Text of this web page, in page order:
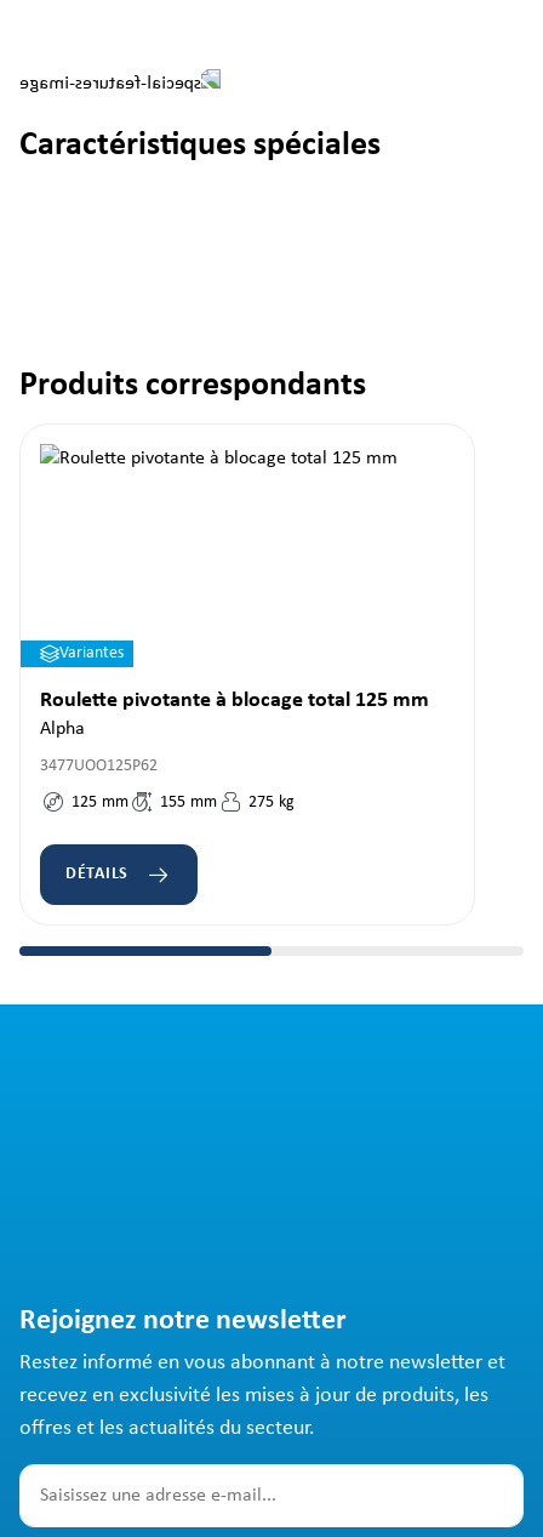
Caractéristiques spéciales
Ignorer la galerie de produits
Produits correspondants
Variantes
Roulette pivotante à blocage total 125 mm
Alpha
3477UOO125P62
125 mm 155 mm 275 kg
DÉTAILS
Rejoignez notre newsletter
Restez informé en vous abonnant à notre newsletter et
recevez en exclusivité les mises à jour de produits, les
offres et les actualités du secteur.